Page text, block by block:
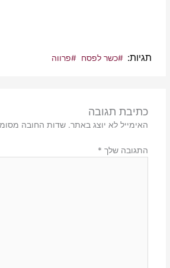
תגיות #כשר לפסח #פרווה
כתיבת תגובה
האימייל לא יוצג באתר. שדות החובה
התגובה שלך *